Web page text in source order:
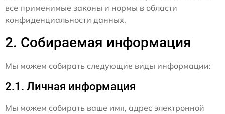
все применимые законы и нормы в области
конфиденциальности данных.
2. Собираемая информация
Мы можем собирать следующие виды информации:
2.1. Личная информация
Мы можем собирать ваше имя, адрес электронной